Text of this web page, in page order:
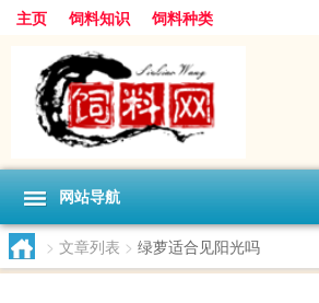
主页 饲料知识 饲料种类
网站导航
> 文章列表 > 绿萝适合见阳光吗